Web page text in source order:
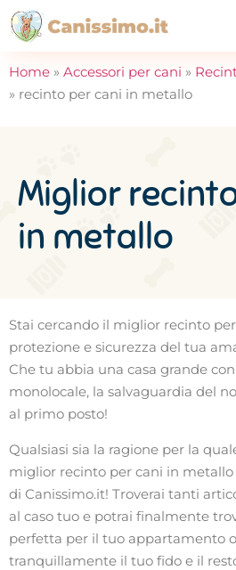
Home » Accessori per cani »
» recinto per cani in metallo
Miglior
in metallo
Stai cercando il miglior recinto
protezione e sicurezza del tua
Che tu abbia una casa grande
monolocale, la salvaguardia del
al primo posto!
Qualsiasi sia la ragione per la
miglior recinto per cani in
di Canissimo.it! Troverai tanti
al caso tuo e potrai finalmente
perfetta per il tuo appartamento
tranquillamente il tuo fido e il